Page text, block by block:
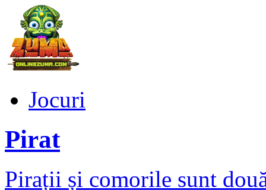
Jocuri
Pirat
Pirații și comorile sunt